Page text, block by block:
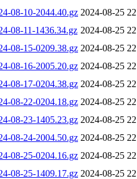
08-10-2044.40.gz 2024-08-25
08-11-1436.34.gz 2024-08-25
08-15-0209.38.gz 2024-08-25
08-16-2005.20.gz 2024-08-25
08-17-0204.38.gz 2024-08-25
08-22-0204.18.gz 2024-08-25
08-23-1405.23.gz 2024-08-25
08-24-2004.50.gz 2024-08-25
08-25-0204.16.gz 2024-08-25
08-25-1409.17.gz 2024-08-25